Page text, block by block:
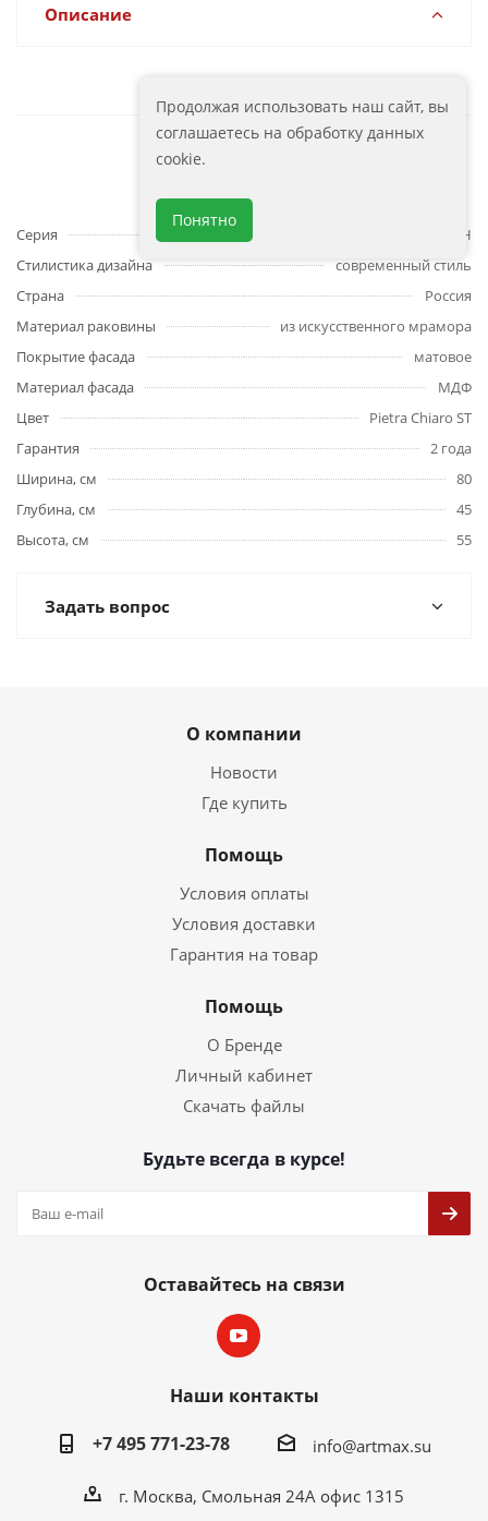
Описание
Характеристики
Серия
ВЕРОНА-ПУШ/VERONA-PUSH
Стилистика дизайна
современный стиль
Страна
Россия
Материал раковины
из искусственного мрамора
Покрытие фасада
матовое
Материал фасада
МДФ
Цвет
Pietra Chiaro ST
Гарантия
2 года
Ширина, см
80
Глубина, см
45
Высота, см
55
Задать вопрос
О компании
Новости
Где купить
Помощь
Условия оплаты
Условия доставки
Гарантия на товар
Помощь
О Бренде
Личный кабинет
Скачать файлы
Будьте всегда в курсе!
Оставайтесь на связи
Наши контакты
+7 495 771-23-78
info@artmax.su
г. Москва, Смольная 24А офис 1315
Продолжая использовать наш сайт, вы
соглашаетесь на обработку данных
cookie.
Понятно